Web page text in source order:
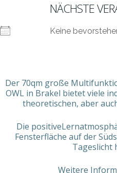
NÄCHSTE
Keine
Der 70qm große
OWL in Brakel bietet viele
theoretischen, aber
Die
Fensterfläche auf der
Tageslicht
Weitere